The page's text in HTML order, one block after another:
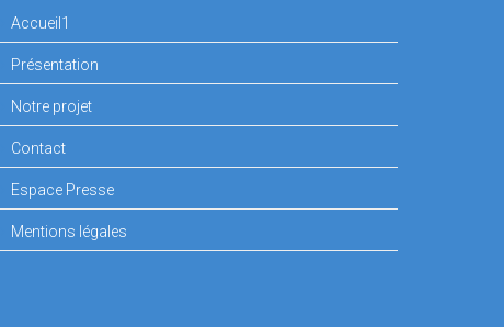
Accueil1
Présentation
Notre projet
Contact
Espace Presse
Mentions légales